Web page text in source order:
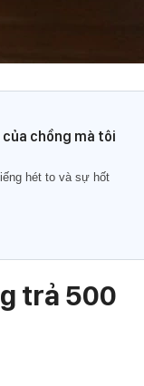
chồng mà tôi
hét to và sự hốt
trả 500